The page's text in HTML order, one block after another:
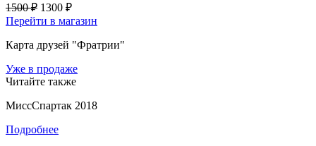
1500 ₽ 1300 ₽
Перейти в магазин
Карта друзей "Фратрии"
Уже в продаже
Читайте также
МиссСпартак 2018
Подробнее